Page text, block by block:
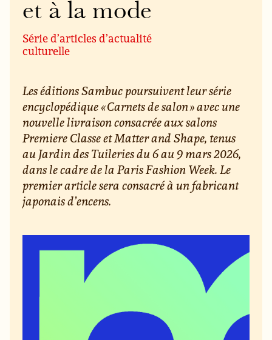
et à la mode
Série d’articles d’actualité
culturelle
Les éditions Sambuc poursuivent leur série
encyclopédique « Carnets de salon » avec une
nouvelle livraison consacrée aux salons
Premiere Classe et Matter and Shape, tenus
au Jardin des Tuileries du 6 au 9 mars 2026,
dans le cadre de la Paris Fashion Week. Le
premier article sera consacré à un fabricant
japonais d’encens.